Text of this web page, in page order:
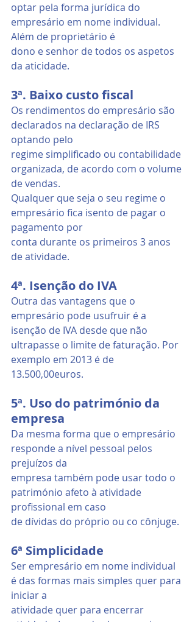
optar pela forma jurídica do
empresário em nome individual.
Além de proprietário é
dono e senhor de todos os aspetos
da aticidade.
3ª. Baixo custo fiscal
Os rendimentos do empresário são
declarados na declaração de IRS
optando pelo
regime simplificado ou contabilidade
organizada, de acordo com o volume
de vendas.
Qualquer que seja o seu regime o
empresário fica isento de pagar o
pagamento por
conta durante os primeiros 3 anos
de atividade.
4ª. Isenção do IVA
Outra das vantagens que o
empresário pode usufruir é a
isenção de IVA desde que não
ultrapasse o limite de faturação. Por
exemplo em 2013 é de
13.500,00euros.
5ª. Uso do património da
empresa
Da mesma forma que o empresário
responde a nível pessoal pelos
prejuízos da
empresa também pode usar todo o
património afeto à atividade
profissional em caso
de dívidas do próprio ou co cônjuge.
6ª Simplicidade
Ser empresário em nome individual
é das formas mais simples quer para
iniciar a
atividade quer para encerrar